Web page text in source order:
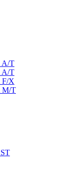
A/T
A/T
F/X
M/T